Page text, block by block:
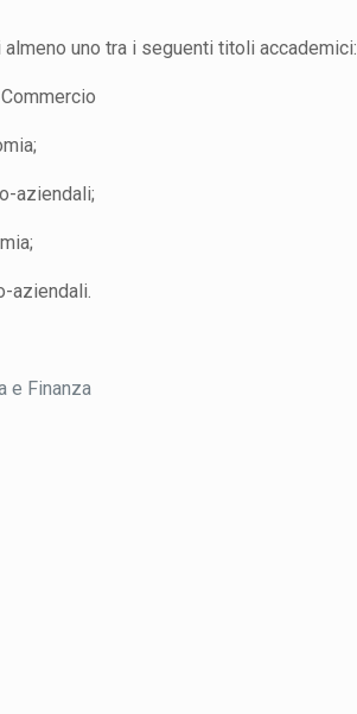
uno tra i seguenti titoli accademici:
aziendali;
aziendali.
e Finanza